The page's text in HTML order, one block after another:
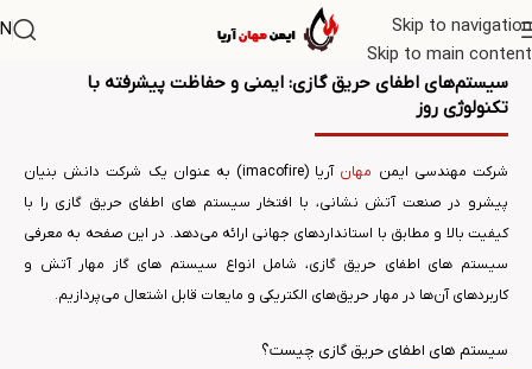
Skip to navigation
Skip to main content
سیستم‌های اطفای حریق گازی: ایمنی و حفاظت پیشرفته با
تکنولوژی روز
شرکت مهندسی ایمن مهان
آریا (imacofire) به عنوان یک شرکت دانش بنیان
پیشرو در صنعت آتش نشانی، با افتخار سیستم های اطفای حریق گازی را با
کیفیت بالا و مطابق با استانداردهای جهانی ارائه می‌دهد. در این صفحه به معرفی
سیستم های اطفای حریق گازی، شامل انواع سیستم های گاز مهار آتش و
کاربردهای آن‌ها در مهار حریق‌های الکتریکی و مایعات قابل اشتعال می‌پردازیم.
سیستم های اطفای حریق گازی چیست؟